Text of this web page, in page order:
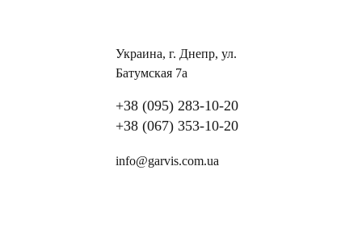
Украина, г. Днепр, ул.
Батумская 7а
+38 (095) 283-10-20
+38 (067) 353-10-20
info@garvis.com.ua